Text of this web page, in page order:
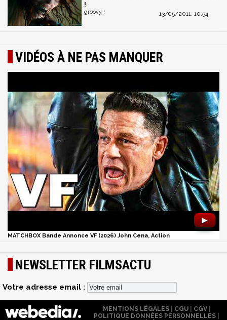
!
13/05/2011, 10:54
groovy !
VIDÉOS À NE PAS MANQUER
►
MATCHBOX Bande Annonce VF (2026) John Cena, Action
NEWSLETTER FILMSACTU
Votre adresse email :
MENTIONS LÉGALES| CGU| CGV|
POLITIQUE DONNÉES PERSONNELLES